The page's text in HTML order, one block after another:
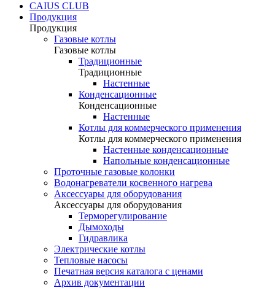
CAIUS CLUB
Продукция
Продукция
Газовые котлы
Газовые котлы
Традиционные
Традиционные
Настенные
Конденсационные
Конденсационные
Настенные
Котлы для коммерческого применения
Котлы для коммерческого применения
Настенные конденсационные
Напольные конденсационные
Проточные газовые колонки
Водонагреватели косвенного нагрева
Аксессуары для оборудования
Аксессуары для оборудования
Терморегулирование
Дымоходы
Гидравлика
Электрические котлы
Тепловые насосы
Печатная версия каталога с ценами
Архив документации